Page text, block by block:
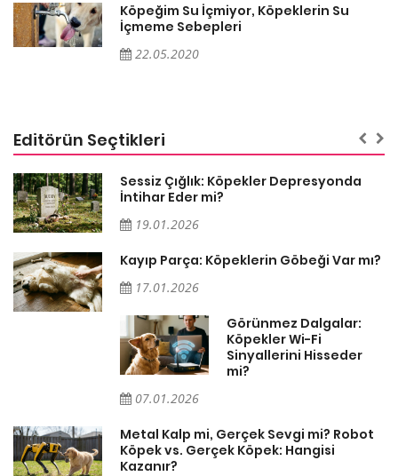
Köpeğim Su İçmiyor, Köpeklerin Su
İçmeme Sebepleri
22.05.2020
Editörün Seçtikleri
Sessiz Çığlık: Köpekler Depresyonda
İntihar Eder mi?
19.01.2026
Kayıp Parça: Köpeklerin Göbeği Var mı?
17.01.2026
Görünmez Dalgalar:
Köpekler Wi-Fi
Sinyallerini Hisseder
mi?
07.01.2026
Metal Kalp mi, Gerçek Sevgi mi? Robot
Köpek vs. Gerçek Köpek: Hangisi
Kazanır?